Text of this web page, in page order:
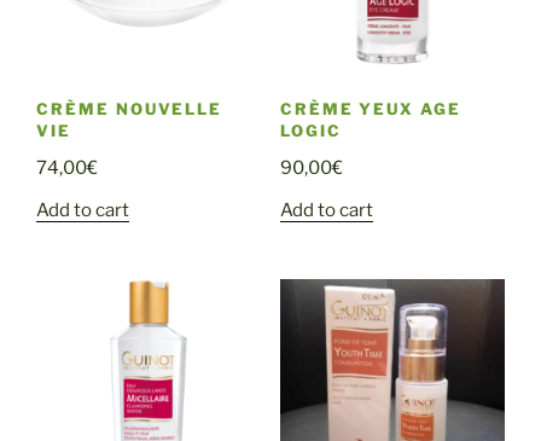
CRÈME NOUVELLE
VIE
74,00€
Add to cart
CRÈME YEUX AGE
LOGIC
90,00€
Add to cart